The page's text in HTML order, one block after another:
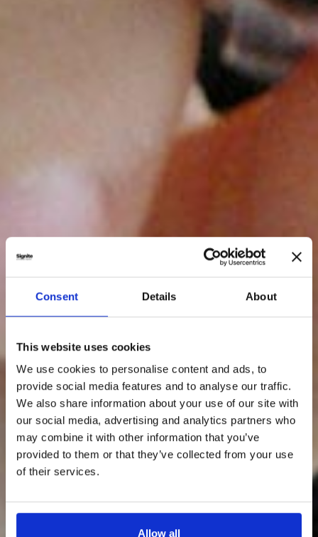
Consent Details About
This website uses cookies
We use cookies to personalise content and ads, to
provide social media features and to analyse our traffic.
We also share information about your use of our site with
our social media, advertising and analytics partners who
may combine it with other information that you’ve
provided to them or that they’ve collected from your use
of their services.
Allow all